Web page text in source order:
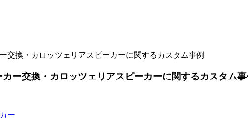
交換・カロッツェリアスピーカーに関するカスタム事例
ー交換・カロッツェリアスピーカーに関するカスタム
ー